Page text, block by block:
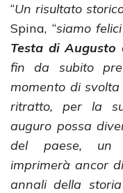
“Un risultato
Spina, “siamo
Testa di Augusto
fin da subito
momento di
ritratto, per la
auguro possa
del paese, un
imprimerà ancor
annali della